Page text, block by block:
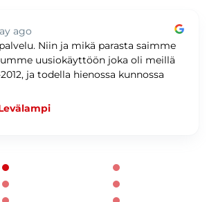
ago
Niin ja mikä parasta saimme
uusiokäyttöön joka oli meillä
ja todella hienossa kunnossa